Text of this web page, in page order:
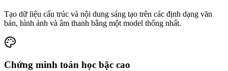
Tạo dữ liệu cấu trúc và nội dung sáng tạo trên các định dạng văn
bản, hình ảnh và âm thanh bằng một model thống nhất.
Chứng minh toán học bậc cao